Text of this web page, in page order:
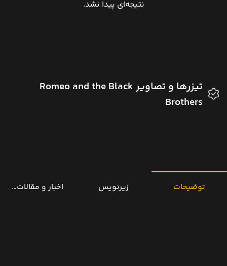
نتیجه‌ای پیدا نشد.
تیزرها و تصاویر Romeo and the Black
Brothers
توضیحات زیرنویس اخبار و مقالات